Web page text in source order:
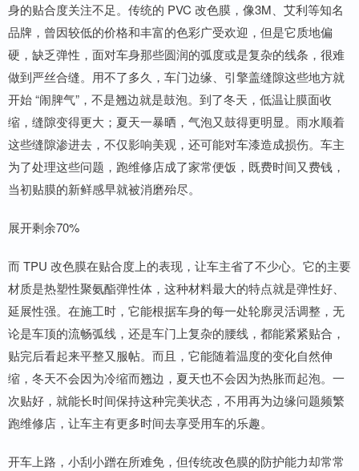
身的贴合度关注不足。传统的 PVC 改色膜，像3M、艾利等知名
品牌，曾因较低的价格和丰富的色彩广受欢迎，但是它质地偏
硬，缺乏弹性，面对车身那些圆润的弧度或是复杂的线条，很难
做到严丝合缝。用不了多久，车门边缘、引擎盖缝隙这些地方就
开始 “闹脾气”，不是翘边就是鼓泡。到了冬天，低温让膜面收
缩，缝隙变得更大；夏天一暴晒，气泡又鼓得更明显。雨水顺着
这些缝隙渗进去，不仅影响美观，还可能对车漆造成损伤。车主
为了处理这些问题，跑维修店成了家常便饭，既费时间又费钱，
当初贴膜的新鲜感早就被消磨殆尽。
展开剩余70%
而 TPU 改色膜在贴合度上的表现，让车主省了不少心。它的主要
材质是热塑性聚氨酯弹性体，这种材料最大的特点就是弹性好、
延展性强。在施工时，它能根据车身的每一处轮廓灵活调整，无
论是车顶的流畅弧线，还是车门上复杂的腰线，都能紧紧贴合，
贴完后看起来平整又服帖。而且，它能随着温度的变化自然伸
缩，冬天不会因为冷缩而翘边，夏天也不会因为热胀而起泡。一
次贴好，就能长时间保持这种完美状态，不用再为边缘问题频繁
跑维修店，让车主有更多时间去享受用车的乐趣。
开车上路，小刮小蹭在所难免，但传统改色膜的防护能力却常常